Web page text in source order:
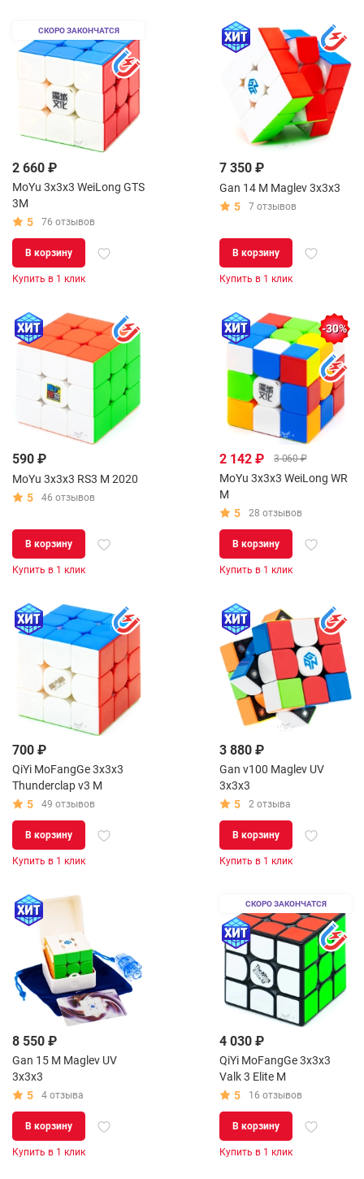
СКОРО ЗАКОНЧАТСЯ
2 660 ₽
MoYu 3x3x3 WeiLong GTS
3M
5
76 отзывов
В корзину
Купить в 1 клик
7 350 ₽
Gan 14 M Maglev 3x3x3
5
7 отзывов
В корзину
Купить в 1 клик
590 ₽
MoYu 3x3x3 RS3 M 2020
5
46 отзывов
В корзину
Купить в 1 клик
-30%
2 142 ₽ 3 060 ₽
MoYu 3x3x3 WeiLong WR
M
5
28 отзывов
В корзину
Купить в 1 клик
700 ₽
QiYi MoFangGe 3x3x3
Thunderclap v3 M
5
49 отзывов
В корзину
Купить в 1 клик
3 880 ₽
Gan v100 Maglev UV
3x3x3
5
2 отзыва
В корзину
Купить в 1 клик
8 550 ₽
Gan 15 M Maglev UV
3x3x3
5
4 отзыва
В корзину
Купить в 1 клик
СКОРО ЗАКОНЧАТСЯ
4 030 ₽
QiYi MoFangGe 3x3x3
Valk 3 Elite M
5
16 отзывов
В корзину
Купить в 1 клик